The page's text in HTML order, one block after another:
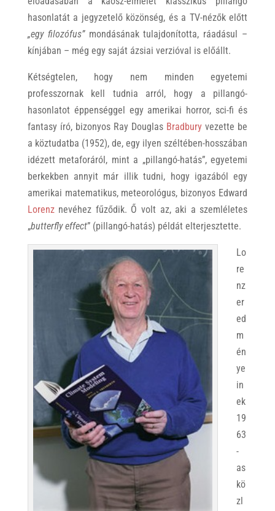
hasonlatát a jegyzetelő közönség, és a TV-nézők előtt
„egy filozófus”mondásának tulajdonította, ráadásul –
kínjában – még egy saját ázsiai verzióval is előállt.
Kétségtelen, hogy nem minden egyetemi
professzornak kell tudnia arról, hogy a pillangó-
hasonlatot éppenséggel egy amerikai horror, sci-fi és
fantasy író, bizonyos Ray Douglas Bradbury vezette be
a köztudatba (1952), de, egy ilyen széltében-hosszában
idézett metaforáról, mint a „pillangó-hatás”, egyetemi
berkekben annyit már illik tudni, hogy igazából egy
amerikai matematikus, meteorológus, bizonyos Edward
Lorenznevéhez fűződik. Ő volt az, aki a szemléletes
„butterfly effect” (pillangó-hatás) példát elterjesztette.
Lo
re
nz
er
ed
m
én
ye
in
ek
19
63
-
as
kö
zl